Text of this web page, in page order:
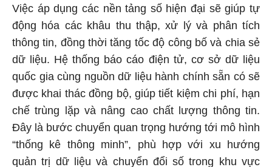
Việc áp dụng các nền tảng số hiện đại sẽ giúp tự
động hóa các khâu thu thập, xử lý và phân tích
thông tin, đồng thời tăng tốc độ công bố và chia sẻ
dữ liệu. Hệ thống báo cáo điện tử, cơ sở dữ liệu
quốc gia cùng nguồn dữ liệu hành chính sẵn có sẽ
được khai thác đồng bộ, giúp tiết kiệm chi phí, hạn
chế trùng lặp và nâng cao chất lượng thông tin.
Đây là bước chuyển quan trọng hướng tới mô hình
“thống kê thông minh”, phù hợp với xu hướng
quản trị dữ liệu và chuyển đổi số trong khu vực